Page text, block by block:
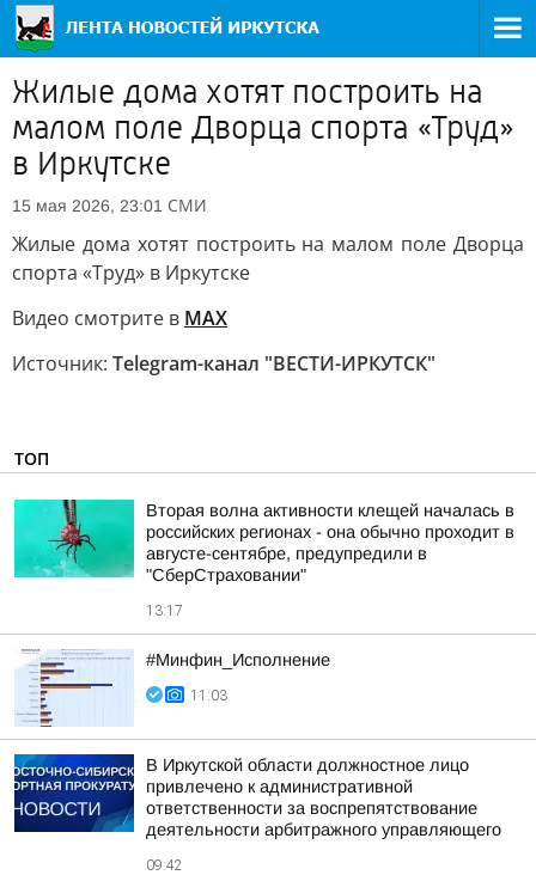
Жилые дома хотят построить на
малом поле Дворца спорта «Труд»
в Иркутске
15 мая 2026, 23:01 СМИ
Жилые дома хотят построить на малом поле Дворца
спорта «Труд» в Иркутске
Видео смотрите в MAX
Источник: Telegram-канал "ВЕСТИ-ИРКУТСК"
ТОП
Вторая волна активности клещей началась в
российских регионах - она обычно проходит в
августе-сентябре, предупредили в
"СберСтраховании"
13:17
#Минфин_Исполнение
11:03
В Иркутской области должностное лицо
привлечено к административной
ответственности за воспрепятствование
деятельности арбитражного управляющего
09:42